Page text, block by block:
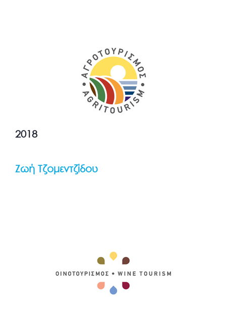
2018
Ζωή Τζομεντζίδου